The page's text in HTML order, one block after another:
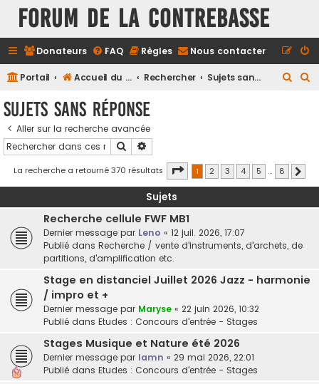
FORUM DE LA CONTREBASSE
Donateurs FAQ Règles Nous contacter
Portail Accueil du forum Rechercher Sujets sans réponse
c
h
r
c
h
r
Sujets sans réponse
Aller sur la recherche avancée
Rechercher
La recherche a retourné 370 résultats Page 1sur8
1 2 3 4 5 … 8
Sujets
Recherche cellule FWF MB1
Dernier message par Leno « 12 juil. 2026, 17:07
Publié dans Recherche / vente d'instruments, d'archets, de
partitions, d'amplification etc.
Stage en distanciel Juillet 2026 Jazz - harmonie
/ impro et +
Dernier message par Maryse « 22 juin 2026, 10:32
Publié dans Etudes : Concours d'entrée - Stages
Stages Musique et Nature été 2026
Dernier message par lamn « 29 mai 2026, 22:01
Publié dans Etudes : Concours d'entrée - Stages